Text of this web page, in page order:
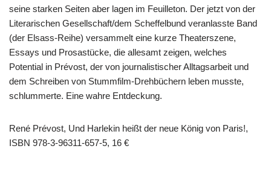
seine starken Seiten aber lagen im Feuilleton. Der jetzt von der
Literarischen Gesellschaft/dem Scheffelbund veranlasste Band
(der Elsass-Reihe) versammelt eine kurze Theaterszene,
Essays und Prosastücke, die allesamt zeigen, welches
Potential in Prévost, der von journalistischer Alltagsarbeit und
dem Schreiben von Stummfilm-Drehbüchern leben musste,
schlummerte. Eine wahre Entdeckung.
René Prévost, Und Harlekin heißt der neue König von Paris!,
ISBN 978-3-96311-657-5, 16 €